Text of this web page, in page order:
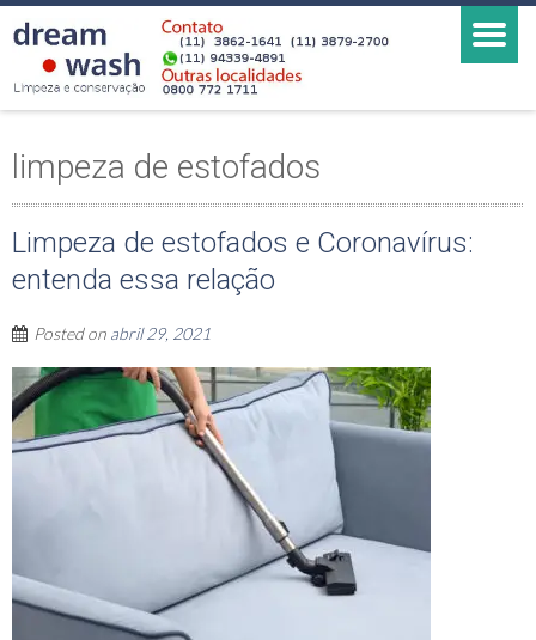
limpeza de estofados
Limpeza de estofados e Coronavírus:
entenda essa relação
Posted on abril 29, 2021